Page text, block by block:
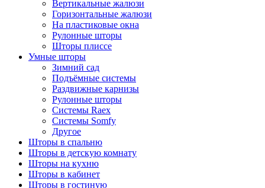
Вертикальные жалюзи
Горизонтальные жалюзи
На пластиковые окна
Рулонные шторы
Шторы плиссе
Умные шторы
Зимний сад
Подъёмные системы
Раздвижные карнизы
Рулонные шторы
Системы Raex
Системы Somfy
Другое
Шторы в спальню
Шторы в детскую комнату
Шторы на кухню
Шторы в кабинет
Шторы в гостиную